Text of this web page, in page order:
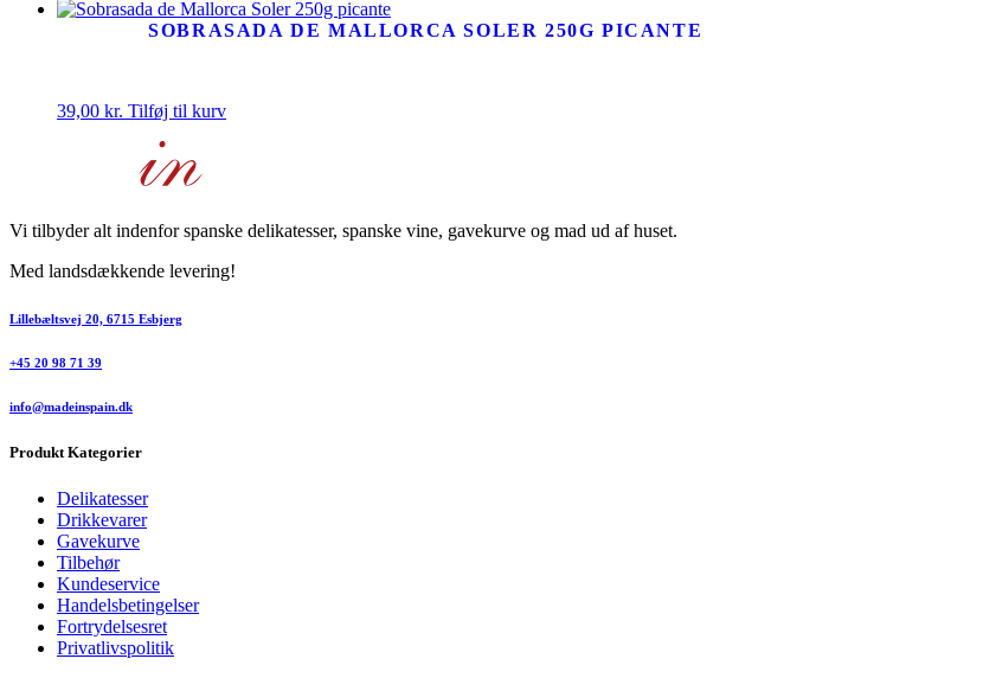
SOBRASADA DE MALLORCA SOLER 250G PICANTE
39,00 kr. Tilføj til kurv
Vi tilbyder alt indenfor spanske delikatesser, spanske vine, gavekurve og mad ud af huset.
Med landsdækkende levering!
Lillebæltsvej 20, 6715 Esbjerg
+45 20 98 71 39
info@madeinspain.dk
Produkt Kategorier
Delikatesser
Drikkevarer
Gavekurve
Tilbehør
Kundeservice
Handelsbetingelser
Fortrydelsesret
Privatlivspolitik